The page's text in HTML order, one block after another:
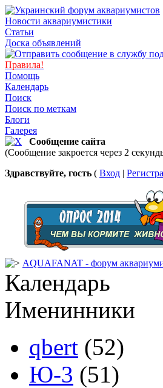
Новости аквариумистики
Статьи
Доска объявлений
Правила!
Помощь
Календарь
Поиск
Поиск по меткам
Блоги
Галерея
Сообщение сайта
(Сообщение закроется через 2
Здравствуйте, гость ( Вход |
AQUAFANAT - форум
Календарь
Именинники
qbert (52)
Ю-3 (51)